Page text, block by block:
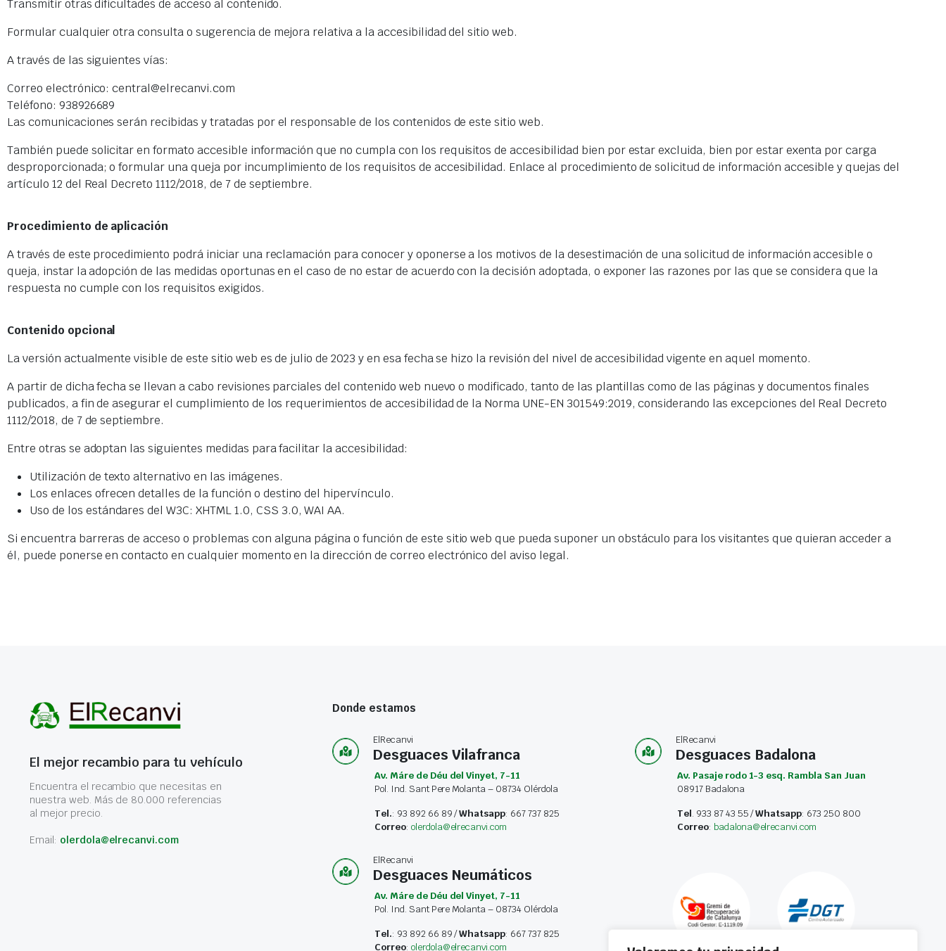
Transmitir otras dificultades de acceso al contenido.
Formular cualquier otra consulta o sugerencia de mejora relativa a la accesibilidad del sitio web.
A través de las siguientes vías:
Correo electrónico: central@elrecanvi.com
Teléfono: 938926689
Las comunicaciones serán recibidas y tratadas por el responsable de los contenidos de este sitio web.
También puede solicitar en formato accesible información que no cumpla con los requisitos de accesibilidad bien por estar excluida, bien por estar exenta por carga
desproporcionada; o formular una queja por incumplimiento de los requisitos de accesibilidad. Enlace al procedimiento de solicitud de información accesible y quejas del
artículo 12 del Real Decreto 1112/2018, de 7 de septiembre.
Procedimiento de aplicación
A través de este procedimiento podrá iniciar una reclamación para conocer y oponerse a los motivos de la desestimación de una solicitud de información accesible o
queja, instar la adopción de las medidas oportunas en el caso de no estar de acuerdo con la decisión adoptada, o exponer las razones por las que se considera que la
respuesta no cumple con los requisitos exigidos.
Contenido opcional
La versión actualmente visible de este sitio web es de julio de 2023 y en esa fecha se hizo la revisión del nivel de accesibilidad vigente en aquel momento.
A partir de dicha fecha se llevan a cabo revisiones parciales del contenido web nuevo o modificado, tanto de las plantillas como de las páginas y documentos finales
publicados, a fin de asegurar el cumplimiento de los requerimientos de accesibilidad de la Norma UNE-EN 301549:2019, considerando las excepciones del Real Decreto
1112/2018, de 7 de septiembre.
Entre otras se adoptan las siguientes medidas para facilitar la accesibilidad:
Utilización de texto alternativo en las imágenes.
Los enlaces ofrecen detalles de la función o destino del hipervínculo.
Uso de los estándares del W3C: XHTML 1.0, CSS 3.0, WAI AA.
Si encuentra barreras de acceso o problemas con alguna página o función de este sitio web que pueda suponer un obstáculo para los visitantes que quieran acceder a
él, puede ponerse en contacto en cualquier momento en la dirección de correo electrónico del aviso legal.
El mejor recambio para tu vehículo
Encuentra el recambio que necesitas en
nuestra web. Más de 80.000 referencias
al mejor precio.
Email: olerdola@elrecanvi.com
Donde estamos
ElRecanvi
Desguaces Vilafranca
Av. Máre de Déu del Vinyet, 7-11
Pol. Ind. Sant Pere Molanta – 08734 Olérdola
Tel.: 93 892 66 89 /Whatsapp: 667 737 825
Correo: olerdola@elrecanvi.com
ElRecanvi
Desguaces Neumáticos
Av. Máre de Déu del Vinyet, 7-11
Pol. Ind. Sant Pere Molanta – 08734 Olérdola
Tel.: 93 892 66 89 /Whatsapp: 667 737 825
Correo: olerdola@elrecanvi.com
ElRecanvi
Desguaces Badalona
Av. Pasaje rodo 1-3 esq. Rambla San Juan
08917 Badalona
Tel. 933 87 43 55 /Whatsapp: 673 250 800
Correo: badalona@elrecanvi.com